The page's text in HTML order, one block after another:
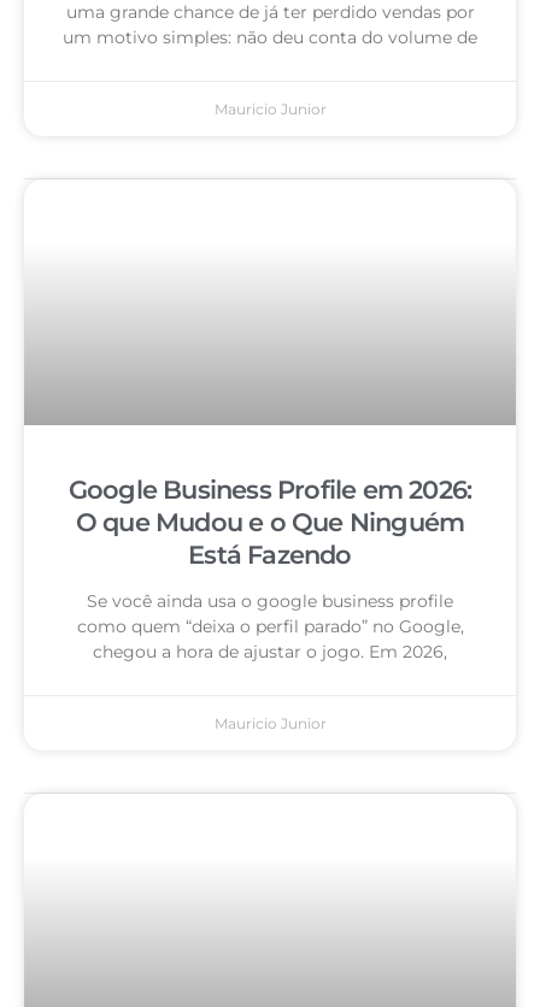
uma grande chance de já ter perdido vendas por
um motivo simples: não deu conta do volume de
Mauricio Junior
Google Business Profile em 2026:
O que Mudou e o Que Ninguém
Está Fazendo
Se você ainda usa o google business profile
como quem “deixa o perfil parado” no Google,
chegou a hora de ajustar o jogo. Em 2026,
Mauricio Junior